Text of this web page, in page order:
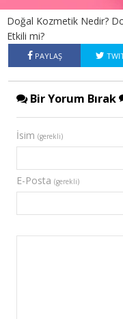
Doğal Kozmetik Nedir?
Etkili mi?
PAYLAŞ
Bir Yorum Bırak
İsim (gerekli)
E-Posta (gerekli)